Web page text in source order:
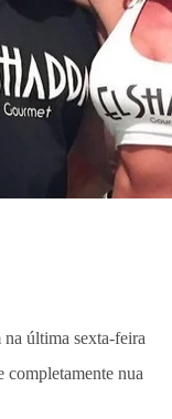
última sexta-feira
nua